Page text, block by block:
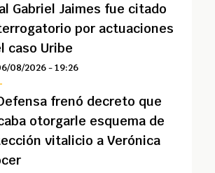
Gabriel Jaimes fue citado
por actuaciones
caso Uribe
08/2026 - 19:26
frenó decreto que
otorgarle esquema de
vitalicio a Verónica